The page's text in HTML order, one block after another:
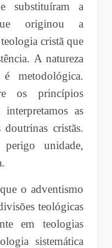
e substituíram a
originou a
cristã que
A natureza
metodológica.
os princípios
as
doutrinas cristãs.
unidade,
o adventismo
teológicas
em teologias
sistemática